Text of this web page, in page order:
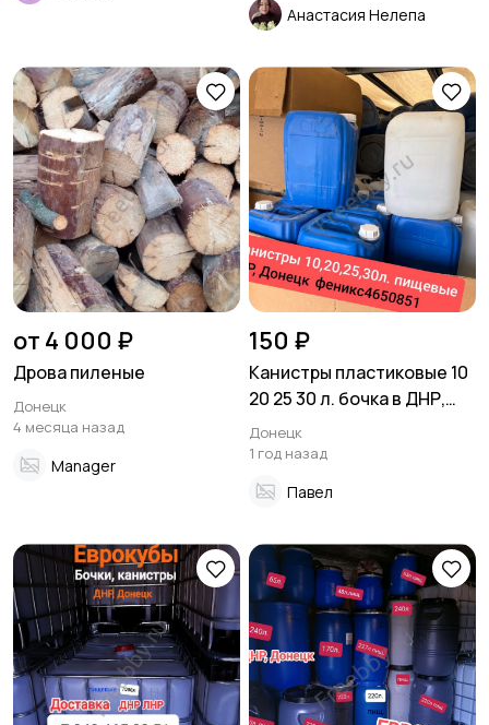
Анастасия Нелепа
от 4 000 ₽
Дрова пиленые
Донецк
4 месяца назад
Manager
150 ₽
Канистры пластиковые 10
20 25 30 л. бочка в ДНР,
Донецк
Донецк
1 год назад
Павел